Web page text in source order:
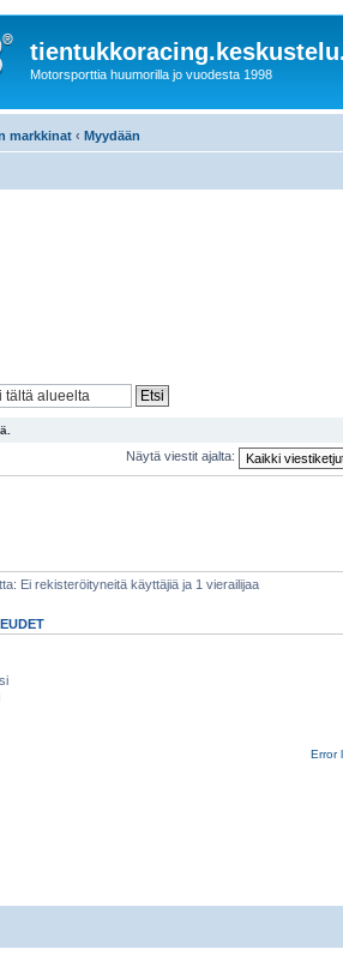
Motorsporttia huumorilla jo vuodesta 1998
markkinat ‹ Myydään
Näytä viestit ajalta:
Ei rekisteröityneitä käyttäjiä ja 1 vierailijaa
Error